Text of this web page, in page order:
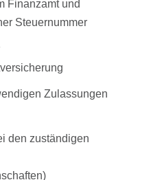
Finanzamt und
Steuernummer
Zulassungen
den zuständigen